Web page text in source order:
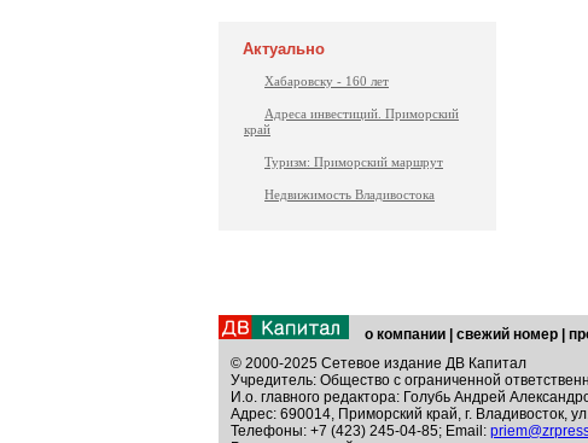
Актуально
Хабаровску - 160 лет
Адреса инвестиций. Приморский
край
Туризм: Приморский маршрут
Недвижимость Владивостока
о компании свежий номер
© 2000-2025 Сетевое издание ДВ Капитал
Учредитель: Общество с ограниченной
И.о. главного редактора: Голубь Андрей
Адрес: 690014, Приморский край, г. Владивосток,
Телефоны: +7 (423) 245-04-85; Email: